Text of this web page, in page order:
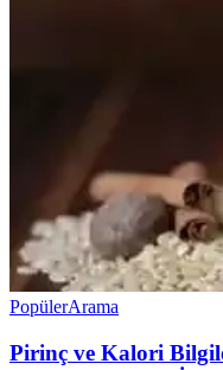
PopülerArama
Pirinç ve Kalori